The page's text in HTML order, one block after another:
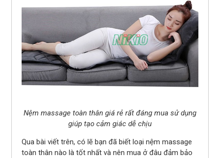
Nệm massage toàn thân giá rẻ rất đáng mua sử dụng
giúp tạo cảm giác dễ chịu
Qua bài viết trên, có lẽ bạn đã biết loại nệm massage
toàn thân nào là tốt nhất và nên mua ở đâu đảm bảo